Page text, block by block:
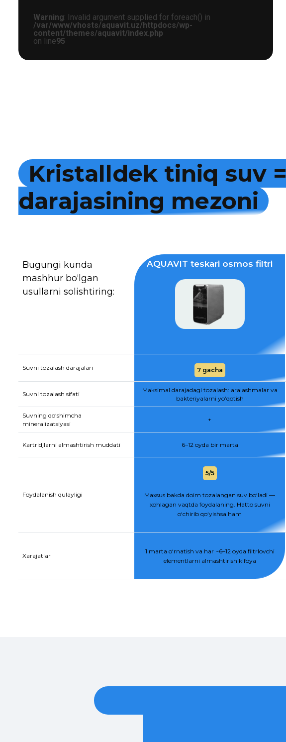
Warning: Invalid argument supplied for foreach() in
/var/www/vhosts/aquavit.uz/httpdocs/wp-
content/themes/aquavit/index.php
on line95
Kristalldek tiniq suv =
darajasining mezoni
Bugungi kunda
mashhur bo‘lgan
usullarni solishtiring:
AQUAVIT teskari osmos filtri
Suvni tozalash darajalari 7 gacha
Suvni tozalash sifati
Maksimal darajadagi tozalash: aralashmalar va
bakteriyalarni yo‘qotish
Suvning qo‘shimcha
mineralizatsiyasi
+
Kartridjlarni almashtirish muddati 6–12 oyda bir marta
Foydalanish qulayligi
5/5
Maxsus bakda doim tozalangan suv bo‘ladi —
xohlagan vaqtda foydalaning. Hatto suvni
o‘chirib qo‘yishsa ham
Xarajatlar
1 marta o‘rnatish va har ~6–12 oyda filtrlovchi
elementlarni almashtirish kifoya